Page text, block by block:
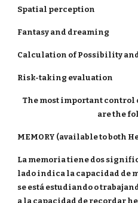
Spatial perception
Fantasy and dreaming
Calculation of Possibility
Risk-taking evaluation
The most important control
are the
MEMORY (available to both
La memoria tiene dos
lado indica la capacidad de
se está estudiando o
a la capacidad de recordar